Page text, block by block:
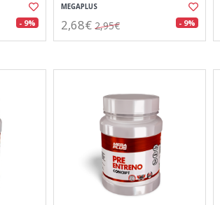
- 9%
MEGAPLUS
2,68€ 2,95€ - 9%